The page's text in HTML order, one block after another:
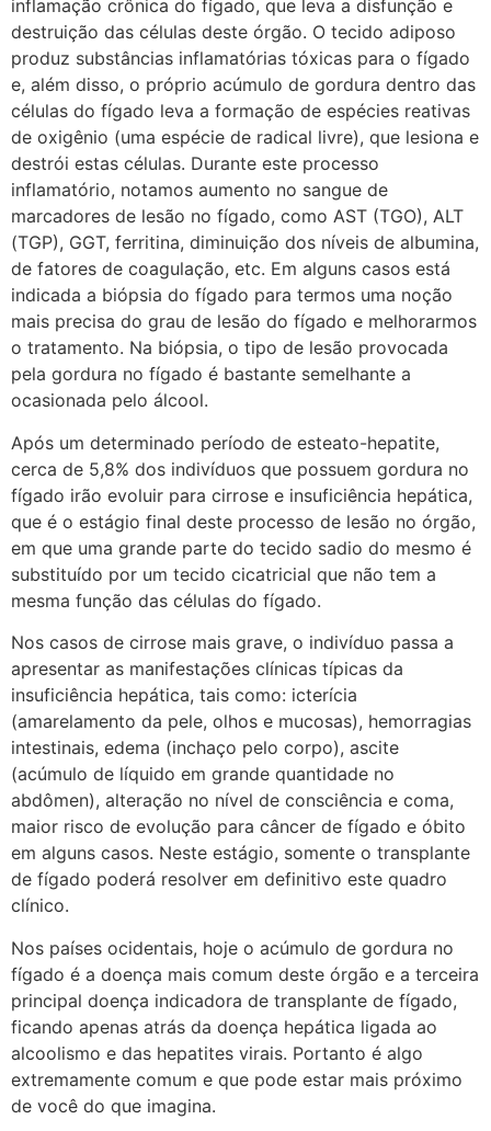
inflamação crônica do fígado, que leva a disfunção e
destruição das células deste órgão. O tecido adiposo
produz substâncias inflamatórias tóxicas para o fígado
e, além disso, o próprio acúmulo de gordura dentro das
células do fígado leva a formação de espécies reativas
de oxigênio (uma espécie de radical livre), que lesiona e
destrói estas células. Durante este processo
inflamatório, notamos aumento no sangue de
marcadores de lesão no fígado, como AST (TGO), ALT
(TGP), GGT, ferritina, diminuição dos níveis de albumina,
de fatores de coagulação, etc. Em alguns casos está
indicada a biópsia do fígado para termos uma noção
mais precisa do grau de lesão do fígado e melhorarmos
o tratamento. Na biópsia, o tipo de lesão provocada
pela gordura no fígado é bastante semelhante a
ocasionada pelo álcool.
Após um determinado período de esteato-hepatite,
cerca de 5,8% dos indivíduos que possuem gordura no
fígado irão evoluir para cirrose e insuficiência hepática,
que é o estágio final deste processo de lesão no órgão,
em que uma grande parte do tecido sadio do mesmo é
substituído por um tecido cicatricial que não tem a
mesma função das células do fígado.
Nos casos de cirrose mais grave, o indivíduo passa a
apresentar as manifestações clínicas típicas da
insuficiência hepática, tais como: icterícia
(amarelamento da pele, olhos e mucosas), hemorragias
intestinais, edema (inchaço pelo corpo), ascite
(acúmulo de líquido em grande quantidade no
abdômen), alteração no nível de consciência e coma,
maior risco de evolução para câncer de fígado e óbito
em alguns casos. Neste estágio, somente o transplante
de fígado poderá resolver em definitivo este quadro
clínico.
Nos países ocidentais, hoje o acúmulo de gordura no
fígado é a doença mais comum deste órgão e a terceira
principal doença indicadora de transplante de fígado,
ficando apenas atrás da doença hepática ligada ao
alcoolismo e das hepatites virais. Portanto é algo
extremamente comum e que pode estar mais próximo
de você do que imagina.